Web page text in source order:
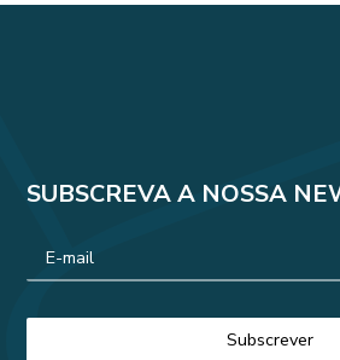
SUBSCREVA A NOSSA